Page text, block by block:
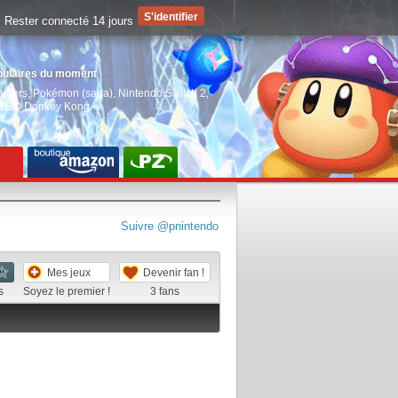
du moment
, Pokémon (saga) Nintendo Switch 2,
Donkey Kong
Suivre @pnintendo
Mes jeux
Soyez le premier !
Devenir fan !
3 fans
Rester connecté 14 jours